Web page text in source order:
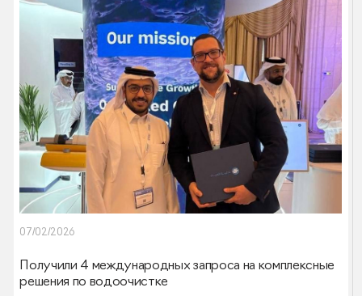
07/02/2026
Получили 4 международных запроса на комплексные
решения по водоочистке